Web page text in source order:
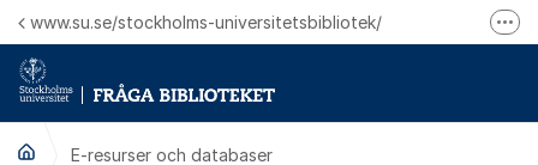
Hoppa till innehåll
www.su.se/stockholms-universitetsbibliotek/
E-resurser och databaser